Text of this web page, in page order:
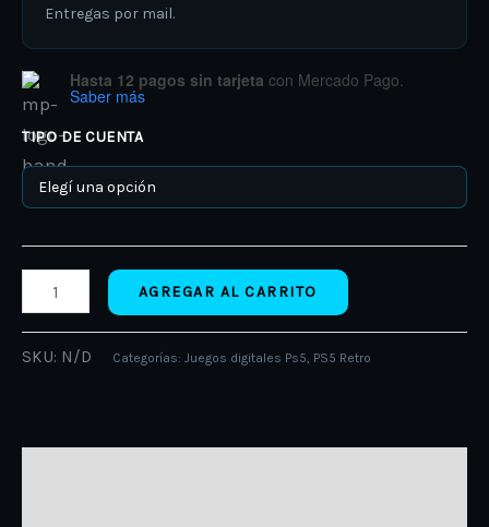
Entregas por mail.
Hasta 12 pagos sin tarjeta con Mercado Pago.
Saber más
TIPO DE CUENTA
AGREGAR AL CARRITO
SKU: N/D Categorías: Juegos digitales Ps5 PS5 Retro